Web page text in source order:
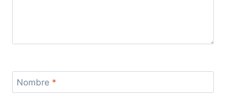
Nombre *